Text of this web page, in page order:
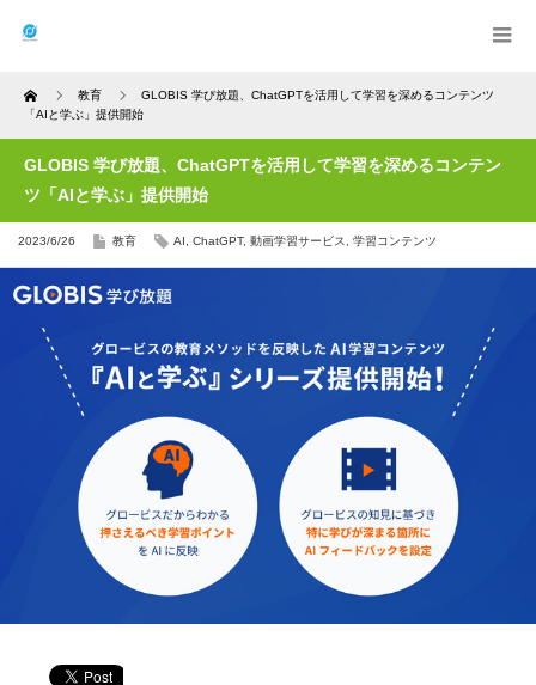
Home 教育
GLOBIS 学び放題、ChatGPTを活用して学習を深めるコンテンツ
「AIと学ぶ」提供開始
GLOBIS 学び放題、ChatGPTを活用して学習を深めるコンテン
ツ「AIと学ぶ」提供開始
2023/6/26 教育 AI ChatGPT, 動画学習サービス 学習コンテンツ